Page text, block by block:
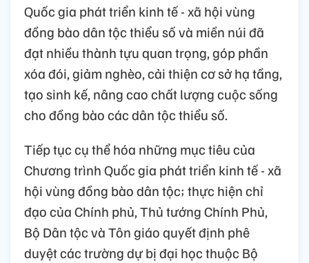
Quốc gia phát triển kinh tế - xã hội vùng
đồng bào dân tộc thiểu số và miền núi đã
đạt nhiều thành tựu quan trọng, góp phần
xóa đói, giảm nghèo, cải thiện cơ sở hạ tầng,
tạo sinh kế, nâng cao chất lượng cuộc sống
cho đồng bào các dân tộc thiểu số.
Tiếp tục cụ thể hóa những mục tiêu của
Chương trình Quốc gia phát triển kinh tế - xã
hội vùng đồng bào dân tộc; thực hiện chỉ
đạo của Chính phủ, Thủ tướng Chính Phủ,
Bộ Dân tộc và Tôn giáo quyết định phê
duyệt các trường dự bị đại học thuộc Bộ